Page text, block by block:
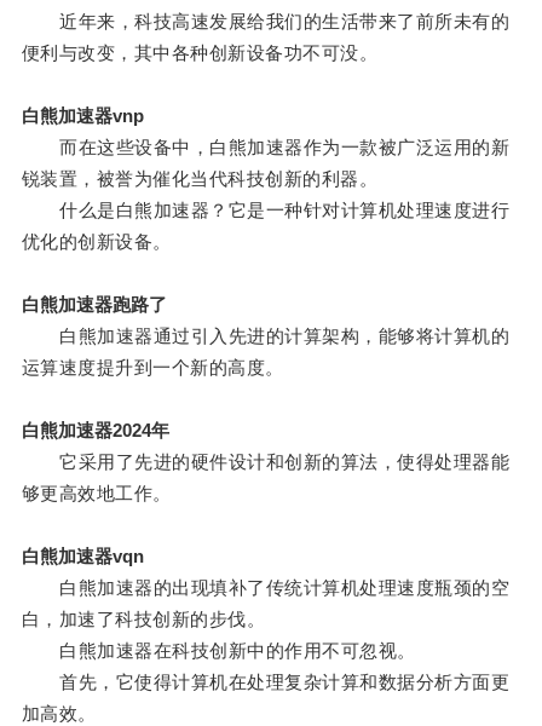
近年来，科技高速发展给我们的生活带来了前所未有的
便利与改变，其中各种创新设备功不可没。
白熊加速器vnp
而在这些设备中，白熊加速器作为一款被广泛运用的新
锐装置，被誉为催化当代科技创新的利器。
什么是白熊加速器？它是一种针对计算机处理速度进行
优化的创新设备。
白熊加速器跑路了
白熊加速器通过引入先进的计算架构，能够将计算机的
运算速度提升到一个新的高度。
白熊加速器2024年
它采用了先进的硬件设计和创新的算法，使得处理器能
够更高效地工作。
白熊加速器vqn
白熊加速器的出现填补了传统计算机处理速度瓶颈的空
白，加速了科技创新的步伐。
白熊加速器在科技创新中的作用不可忽视。
首先，它使得计算机在处理复杂计算和数据分析方面更
加高效。